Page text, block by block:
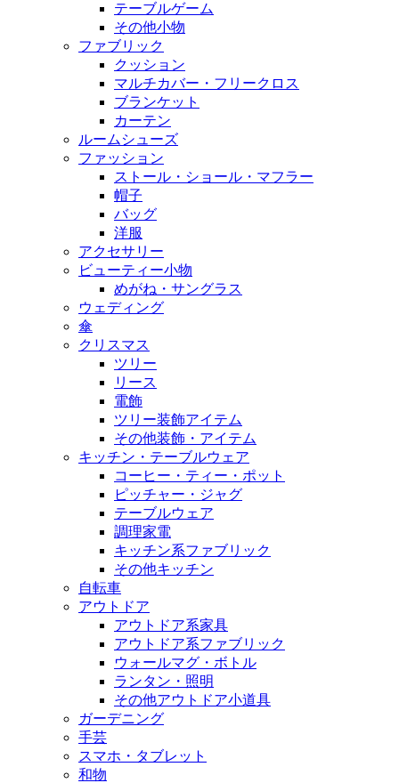
テーブルゲーム
その他小物
ファブリック
クッション
マルチカバー・フリークロス
ブランケット
カーテン
ルームシューズ
ファッション
ストール・ショール・マフラー
帽子
バッグ
洋服
アクセサリー
ビューティー小物
めがね・サングラス
ウェディング
傘
クリスマス
ツリー
リース
電飾
ツリー装飾アイテム
その他装飾・アイテム
キッチン・テーブルウェア
コーヒー・ティー・ポット
ピッチャー・ジャグ
テーブルウェア
調理家電
キッチン系ファブリック
その他キッチン
自転車
アウトドア
アウトドア系家具
アウトドア系ファブリック
ウォールマグ・ボトル
ランタン・照明
その他アウトドア小道具
ガーデニング
手芸
スマホ・タブレット
和物